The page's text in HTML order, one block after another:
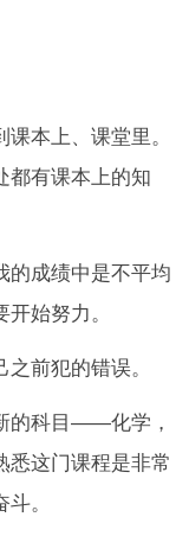
本上、课堂里。
都有课本上的知
成绩中是不平均
始努力。
前犯的错误。
的科目——化学，
悉这门课程是非常
。